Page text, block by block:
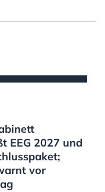
EEG 2027 und
vor